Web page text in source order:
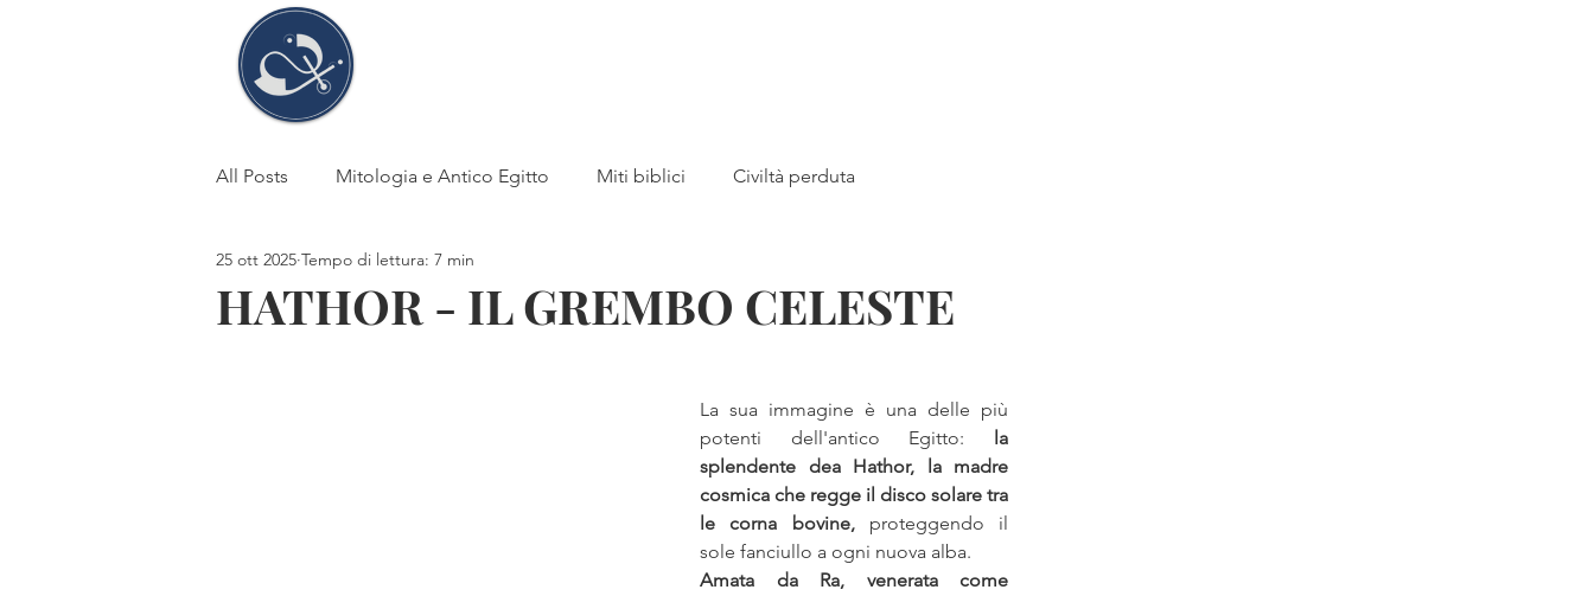
All Posts Mitologia e Antico Egitto Miti biblici Civiltà perduta
Fede e superstizione
storia medievale Giovanna d'Arco
narrativa, avventura, fantasy
HATHOR - IL GREMBO CELESTE
25 ott 2025 Tempo di lettura: 7 min
La sua immagine è una delle più
potenti dell'antico Egitto: la
splendente dea Hathor, la madre
cosmica che regge il disco solare tra
le corna bovine, proteggendo il
sole fanciullo a ogni nuova alba.
Amata da Ra, venerata come